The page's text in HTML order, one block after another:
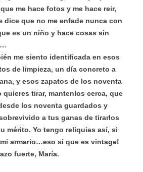
me hace fotos y me hace reir,
dice que no me enfade nunca con
es un niño y hace cosas sin
me siento identificada en esos
de limpieza, un día concreto a
y esos zapatos de los noventa
quieres tirar, mantenlos cerca, que
los noventa guardados y
a tus ganas de tirarlos
mérito. Yo tengo reliquias así, si
armario…eso si que es vintage!
fuerte, María.